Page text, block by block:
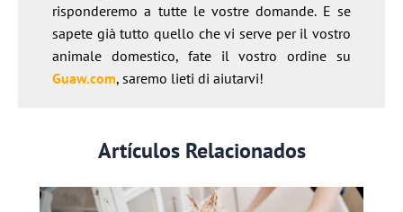
risponderemo a tutte le vostre domande. E se
sapete già tutto quello che vi serve per il vostro
animale domestico, fate il vostro ordine su
Guaw.com, saremo lieti di aiutarvi!
Artículos Relacionados